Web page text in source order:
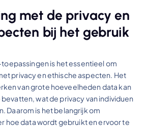
met de privacy en
bij het gebruik
is het essentieel om
privacy en ethische aspecten. Het
van grote hoeveelheden data kan
wat de privacy van individuen
Daarom is het belangrijk om
hoe data wordt gebruikt en ervoor te